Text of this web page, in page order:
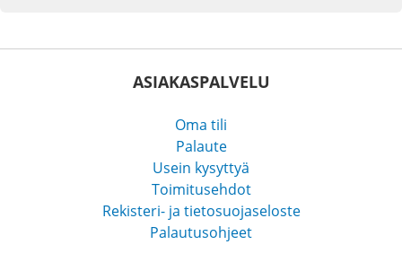
ASIAKASPALVELU
Oma tili
Palaute
Usein kysyttyä
Toimitusehdot
Rekisteri- ja tietosuojaseloste
Palautusohjeet